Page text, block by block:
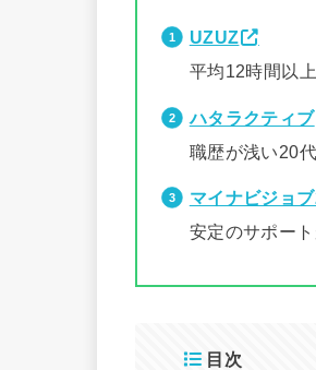
UZUZ
平均12時間以
ハタラクティブ
職歴が浅い20
マイナビジョブ
安定のサポー
目次